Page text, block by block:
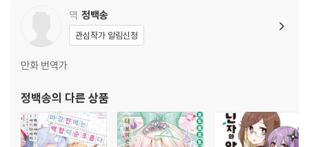
역 정백송
관심작가 알림신청
만화 번역가.
정백송의 다른 상품